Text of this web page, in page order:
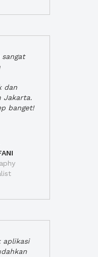
sangat
dan
Jakarta.
banget!
aplikasi